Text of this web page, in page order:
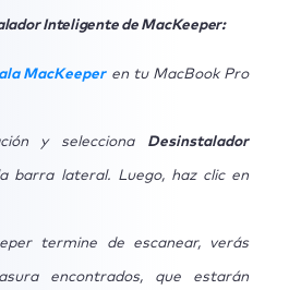
Inteligente de MacKeeper:
MacKeeperen tu MacBook Pro
y selecciona Desinstalador
barra lateral. Luego, haz clic en
termine de escanear, verás
encontrados, que estarán